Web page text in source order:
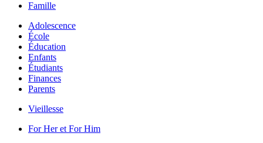
Famille
Adolescence
École
Éducation
Enfants
Étudiants
Finances
Parents
Vieillesse
For Her et For Him